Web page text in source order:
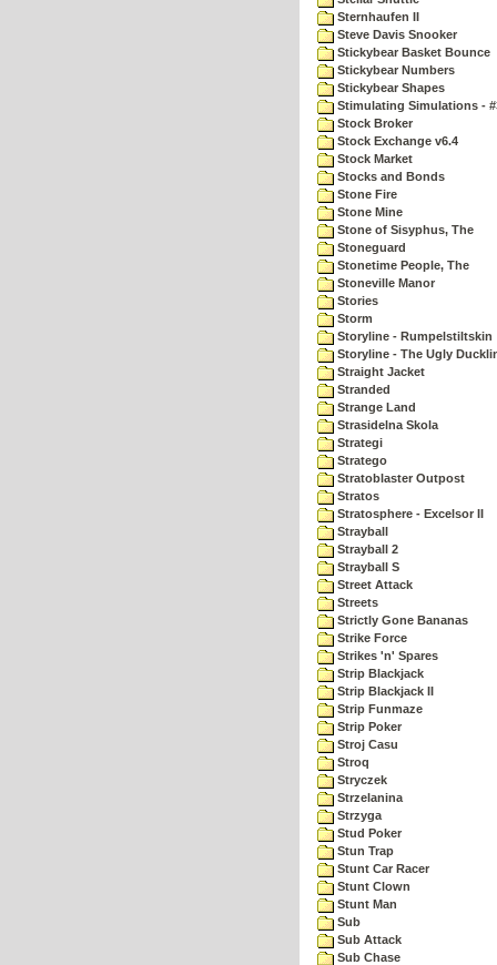
Sternhaufen II
Steve Davis Snooker
Stickybear Basket Bounce
Stickybear Numbers
Stickybear Shapes
Stimulating Simulations -
Stock Broker
Stock Exchange v6.4
Stock Market
Stocks and Bonds
Stone Fire
Stone Mine
Stone of Sisyphus, The
Stoneguard
Stonetime People, The
Stoneville Manor
Stories
Storm
Storyline - Rumpelstiltskin
Storyline - The Ugly
Straight Jacket
Stranded
Strange Land
Strasidelna Skola
Strategi
Stratego
Stratoblaster Outpost
Stratos
Stratosphere - Excelsor II
Strayball
Strayball 2
Strayball S
Street Attack
Streets
Strictly Gone Bananas
Strike Force
Strikes 'n' Spares
Strip Blackjack
Strip Blackjack II
Strip Funmaze
Strip Poker
Stroj Casu
Stroq
Stryczek
Strzelanina
Strzyga
Stud Poker
Stun Trap
Stunt Car Racer
Stunt Clown
Stunt Man
Sub
Sub Attack
Sub Chase